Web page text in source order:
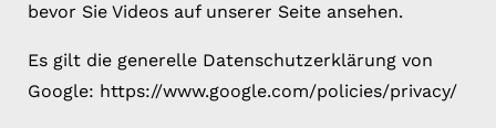
bevor Sie Videos auf unserer Seite ansehen.
Es gilt die generelle Datenschutzerklärung von
Google: https://www.google.com/policies/privacy/